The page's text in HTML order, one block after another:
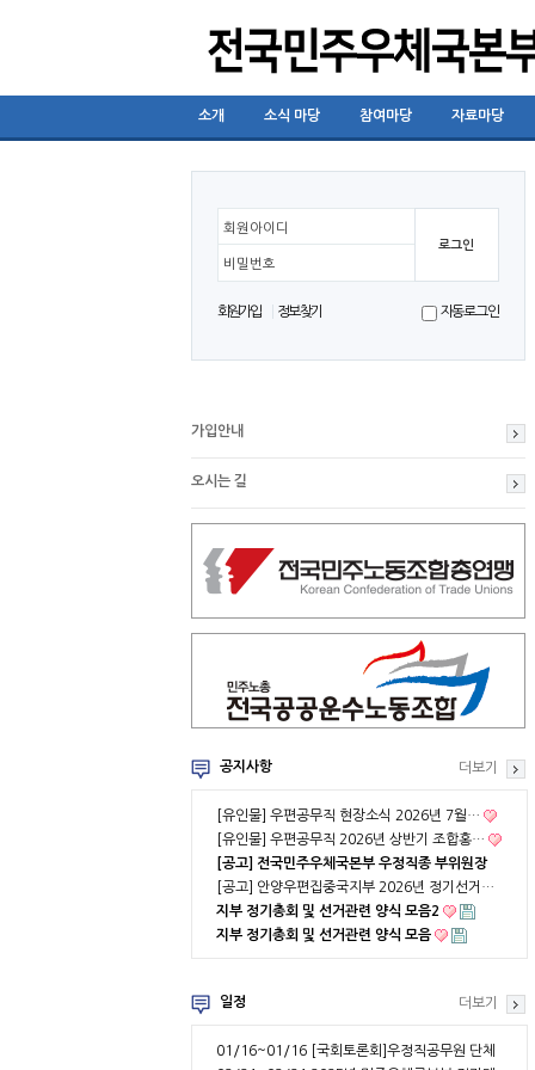
소개 소식 마당 참여마당 자료마당
회원아이디
비밀번호
회원가입 정보찾기 자동로그인
가입안내
오시는 길
공지사항
[유인물] 우편공무직 현장소식 2026년 7월…
[유인물] 우편공무직 2026년 상반기 조합홍…
[공고] 전국민주우체국본부 우정직종 부위원장
…[공고] 안양우편집중국지부 2026년 정기선거…
지부 정기총회 및 선거관련 양식 모음2
지부 정기총회 및 선거관련 양식 모음
더보기
일정
01/16~01/16[국회토론회]우정직공무원 단체
더보기